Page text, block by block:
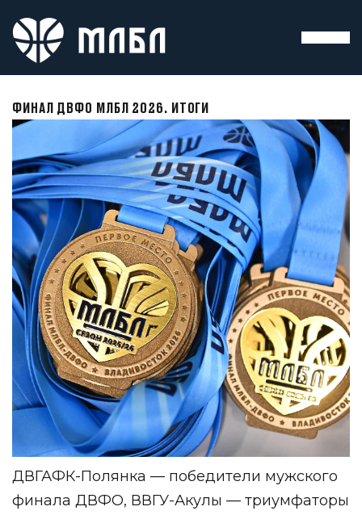
ФИНАЛ ДВФО МЛБЛ 2026. ИТОГИ
ДВГАФК-Полянка — победители мужского
финала ДВФО, ВВГУ-Акулы — триумфаторы